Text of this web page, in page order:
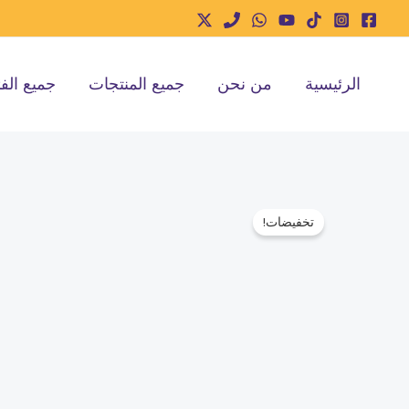
تخطي
إلى
الرئيسية من نحن جميع المنتجات جميع
تخفيضات!